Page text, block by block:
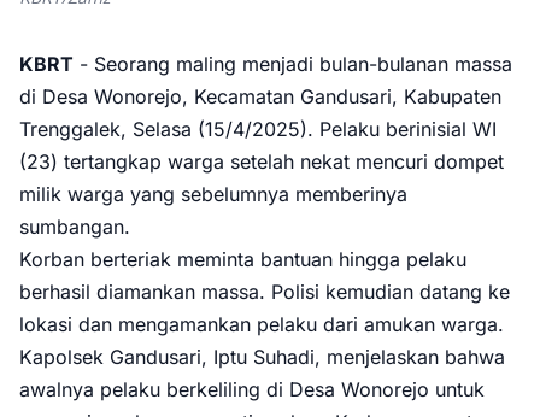
KBRT - Seorang maling menjadi bulan-bulanan massa
di Desa Wonorejo, Kecamatan Gandusari, Kabupaten
Trenggalek, Selasa (15/4/2025). Pelaku berinisial WI
(23) tertangkap warga setelah nekat mencuri dompet
milik warga yang sebelumnya memberinya
sumbangan.
Korban berteriak meminta bantuan hingga pelaku
berhasil diamankan massa. Polisi kemudian datang ke
lokasi dan mengamankan pelaku dari amukan warga.
Kapolsek Gandusari, Iptu Suhadi, menjelaskan bahwa
awalnya pelaku berkeliling di Desa Wonorejo untuk